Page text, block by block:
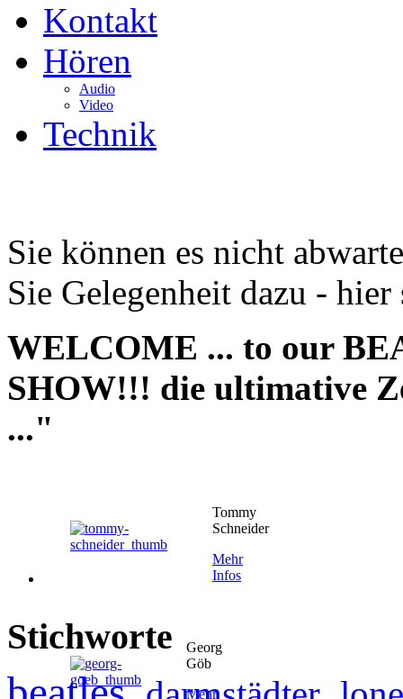
Kontakt
Hören
Audio
Video
Technik
Sie können es nicht
Sie Gelegenheit dazu -
WELCOME ... to our
SHOW!!! die ultimative
..."
Tommy
Schneider
Mehr
Infos
Georg
Göb
Mehr
Stichworte